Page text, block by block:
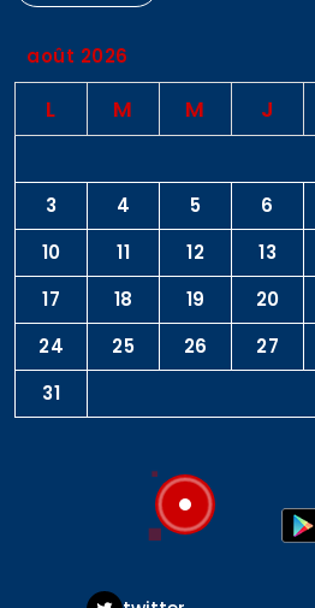
août 2026
L M M J
3
4 5 6
10
11 12 13
17
18 19 20
24
25 26 27
31